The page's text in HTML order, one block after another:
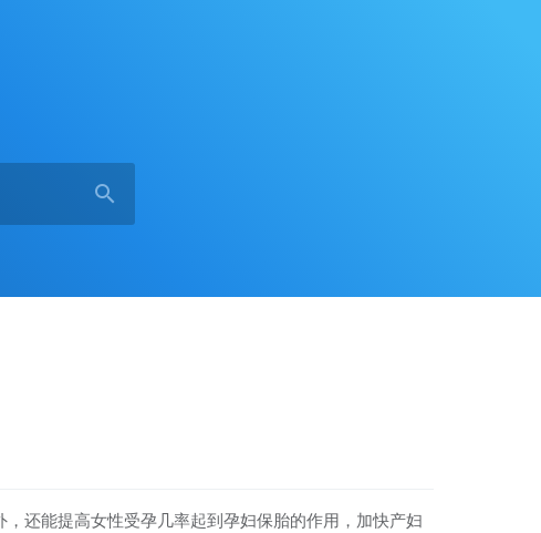
还能提高女性受孕几率起到孕妇保胎的作用，加快产妇